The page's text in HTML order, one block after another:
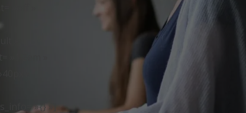
»off »
»
»1.2em »
»
»{} »]